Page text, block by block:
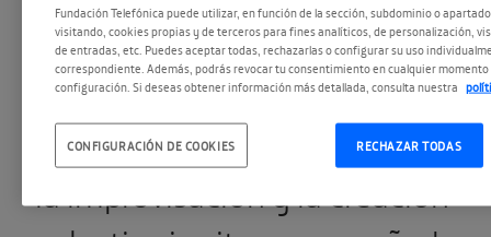
Un espectáculo interactivo
donde el público será partícipe
la improvisación y la creación
Fundación Telefónica puede utilizar, en función de la sección, subdominio o
visitando, cookies propias y de terceros para fines analíticos, de personalización,
de entradas, etc. Puedes aceptar todas, rechazarlas o configurar su uso
correspondiente. Además, podrás revocar tu consentimiento en cualquier momento
configuración. Si deseas obtener información más detallada, consulta nuestra
RECHAZAR TODAS
CONFIGURACIÓN DE COOKIES